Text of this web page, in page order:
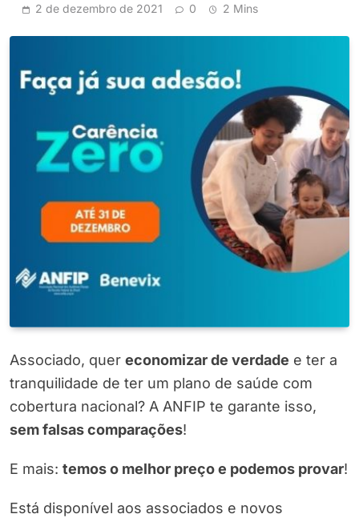
2 de dezembro de 2021 0 2 Mins
Associado, quer economizar de verdade e ter a
tranquilidade de ter um plano de saúde com
cobertura nacional? A ANFIP te garante isso,
sem falsas comparações!
E mais: temos o melhor preço e podemos provar!
Está disponível aos associados e novos